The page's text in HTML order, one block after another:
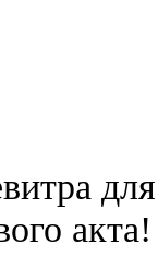
акта!